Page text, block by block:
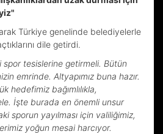
Türkiye genelinde belediyelerle
dile getirdi.
spor tesislerine getirmeli. Bütün
emrinde. Altyapımız buna hazır.
hedefimiz bağımlılıkla,
İşte burada en önemli unsur
sporun yayılması için valiliğimiz,
yoğun mesai harcıyor.